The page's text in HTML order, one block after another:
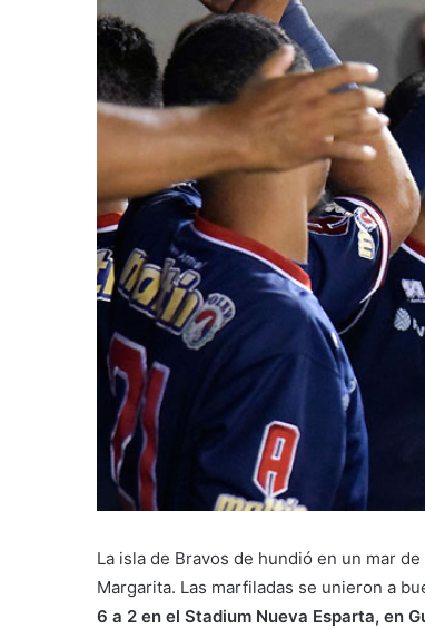
La isla de Bravos de hundió en un mar
Margarita. Las marfiladas se unieron a
6 a 2 en el Stadium Nueva Esparta, en